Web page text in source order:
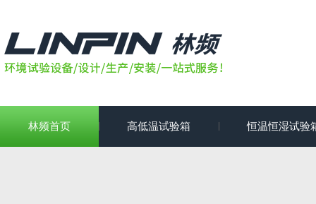
林频首页 高低温试验箱 恒温恒湿试验